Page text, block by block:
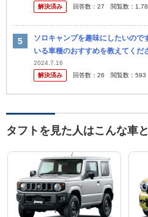
解決済み
回答数： 27 閲覧数：
ソロキャンプを趣味にしたいので
いる車種のおすすめを教えてくだ
ト、ジムニーが好きです。 荷物詰
ので、な...
2024.7.16
解決済み
回答数： 26 閲覧数： 593
タフトを見た人はこんな車